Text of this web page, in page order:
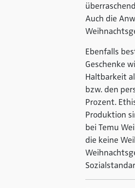
Auch die
Ebenfalls
Geschenke
Haltbarkeit
bzw. den
Prozent.
Produktion
bei Temu
die keine